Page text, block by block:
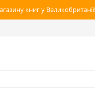
книг у Великобританії!